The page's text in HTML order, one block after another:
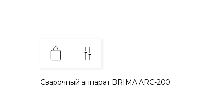
Сварочный аппарат BRIMA ARC-200